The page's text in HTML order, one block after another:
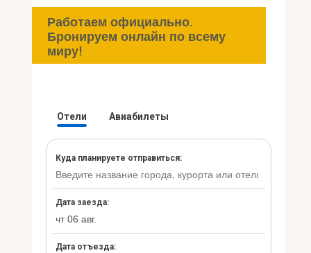
Инфо
Блог
Работаем официально.
Бронируем онлайн по всему
миру!